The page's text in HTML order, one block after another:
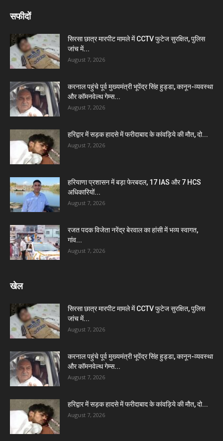
सफीदों
सिरसा छात्र मारपीट मामले में CCTV फुटेज सुरक्षित, पुलिस
जांच में...
August 7, 2026
करनाल पहुंचे पूर्व मुख्यमंत्री भूपेंद्र सिंह हुड्डा, कानून-व्यवस्था
और कॉमनवेल्थ गेम्स...
August 7, 2026
हरिद्वार में सड़क हादसे में फरीदाबाद के कांवड़िये की मौत, दो...
August 7, 2026
हरियाणा प्रशासन में बड़ा फेरबदल, 17 IAS और 7 HCS
अधिकारियों...
August 7, 2026
रजत पदक विजेता नरेंद्र बेरवाल का हांसी में भव्य स्वागत,
गांव...
August 7, 2026
खेल
सिरसा छात्र मारपीट मामले में CCTV फुटेज सुरक्षित, पुलिस
जांच में...
August 7, 2026
करनाल पहुंचे पूर्व मुख्यमंत्री भूपेंद्र सिंह हुड्डा, कानून-व्यवस्था
और कॉमनवेल्थ गेम्स...
August 7, 2026
हरिद्वार में सड़क हादसे में फरीदाबाद के कांवड़िये की मौत, दो...
August 7, 2026